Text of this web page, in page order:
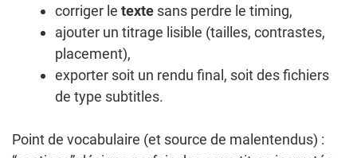
corriger le texte sans perdre le timing,
ajouter un titrage lisible (tailles, contrastes,
placement),
exporter soit un rendu final, soit des fichiers
de type subtitles.
Point de vocabulaire (et source de malentendus) :